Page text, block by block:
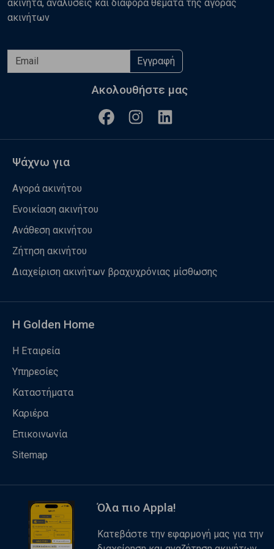
ακίνητα, αναλύσεις και διάφορα θέματα της αγοράς
ακινήτων
Εγγραφή
Ακολουθήστε μας
Ψάχνω για
Αγορά ακινήτου
Ενοικίαση ακινήτου
Ανάθεση ακινήτου
Ζήτηση ακινήτου
Διαχείριση ακινήτων βραχυχρόνιας μίσθωσης
Η Golden Home
Η Εταιρεία
Υπηρεσίες
Καταστήματα
Καριέρα
Επικοινωνία
Sitemap
Όλα πιο Appla!
Κατεβάστε την εφαρμογή μας για την